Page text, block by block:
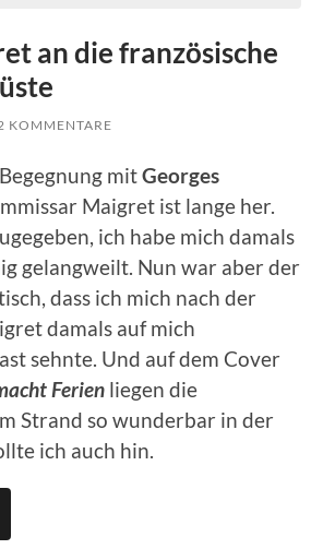
an die französische
KOMMENTARE
mitGeorges
Maigret ist lange her.
ich habe mich damals
gelangweilt. Nun war aber der
dass ich mich nach der
damals auf mich
sehnte. Und auf dem Cover
Ferien liegen die
Strand so wunderbar in der
ich auch hin.